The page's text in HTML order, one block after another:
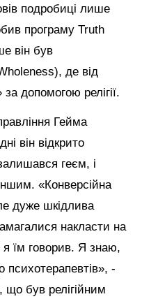
подробиці лише
програму Truth
він був
де від
допомогою релігії.
Гейма
він відкрито
геєм, і
«Конверсійна
дуже шкідлива
накласти на
їм говорив. Я знаю,
-
був релігійним